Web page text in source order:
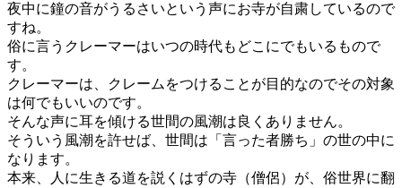
夜中に鐘の音がうるさいという声にお寺が自粛しているので
すね。
俗に言うクレーマーはいつの時代もどこにでもいるもので
す。
クレーマーは、クレームをつけることが目的なのでその対象
は何でもいいのです。
そんな声に耳を傾ける世間の風潮は良くありません。
そういう風潮を許せば、世間は「言った者勝ち」の世の中に
なります。
本来、人に生きる道を説くはずの寺（僧侶）が、俗世界に翻